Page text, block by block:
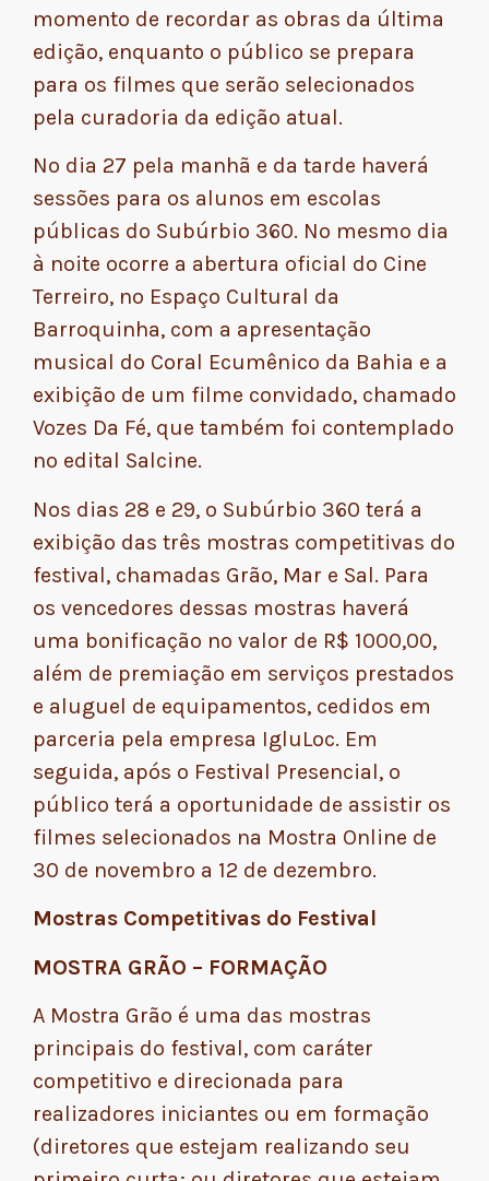
momento de recordar as obras da última
edição, enquanto o público se prepara
para os filmes que serão selecionados
pela curadoria da edição atual.
No dia 27 pela manhã e da tarde haverá
sessões para os alunos em escolas
públicas do Subúrbio 360. No mesmo dia
à noite ocorre a abertura oficial do Cine
Terreiro, no Espaço Cultural da
Barroquinha, com a apresentação
musical do Coral Ecumênico da Bahia e a
exibição de um filme convidado, chamado
Vozes Da Fé, que também foi contemplado
no edital Salcine.
Nos dias 28 e 29, o Subúrbio 360 terá a
exibição das três mostras competitivas do
festival, chamadas Grão, Mar e Sal. Para
os vencedores dessas mostras haverá
uma bonificação no valor de R$ 1000,00,
além de premiação em serviços prestados
e aluguel de equipamentos, cedidos em
parceria pela empresa IgluLoc. Em
seguida, após o Festival Presencial, o
público terá a oportunidade de assistir os
filmes selecionados na Mostra Online de
30 de novembro a 12 de dezembro.
Mostras Competitivas do Festival
MOSTRA GRÃO – FORMAÇÃO
A Mostra Grão é uma das mostras
principais do festival, com caráter
competitivo e direcionada para
realizadores iniciantes ou em formação
(diretores que estejam realizando seu